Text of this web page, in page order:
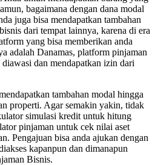
bagaimana dengan dana modal
juga bisa mendapatkan tambahan
dari tempat lainnya, karena di era
yang bisa memberikan anda
adalah Danamas, platform pinjaman
dan mendapatkan izin dari
tambahan modal hingga
properti. Agar semakin yakin, tidak
simulasi kredit untuk hitung
pinjaman untuk cek nilai aset
Pengajuan bisa anda ajukan dengan
kapanpun dan dimanapun
Bisnis.